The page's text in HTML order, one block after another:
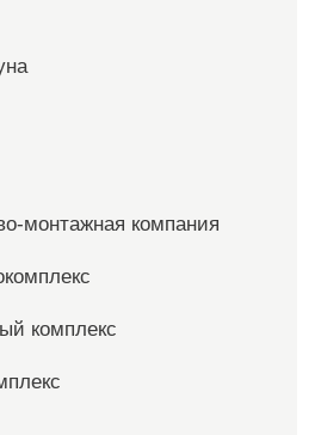
монтажная компания
комплекс